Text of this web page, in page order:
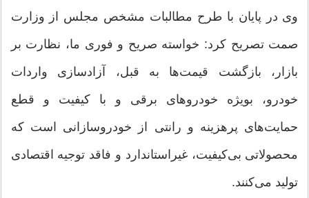
وی در پایان با طرح مطالبات مشخص مجلس از وزارت
صمت تصریح کرد: خواسته صریح و فوری ما، نظارت بر
بازار، بازگشت قیمت‌ها به قبل، آزادسازی واردات
خودرو، بویژه خودروهای برقی و با کیفیت و قطع
حمایت‌های پرهزینه و رانتی از خودروسازانی است که
محصولاتی بی‌کیفیت، غیراستاندارد و فاقد توجیه اقتصادی
تولید می‌کنند.